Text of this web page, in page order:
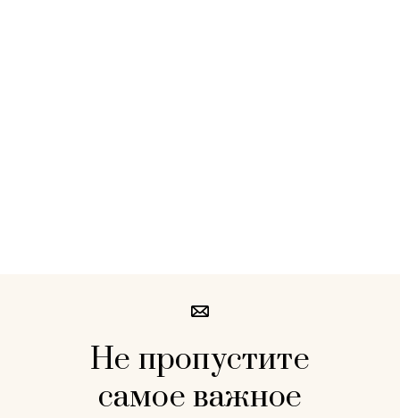
Не пропустите
самое важное